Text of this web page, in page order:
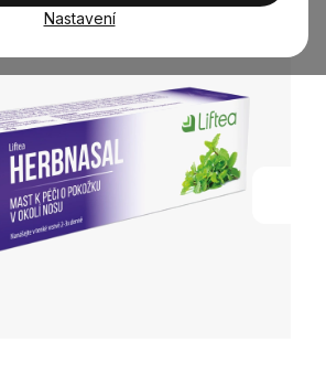
Nastavení